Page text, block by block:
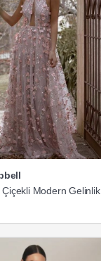
Çiçekli Modern Gelinlik